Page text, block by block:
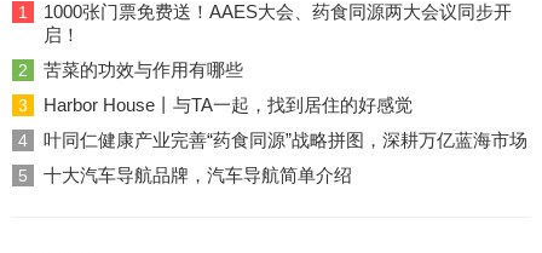
1
1000张门票免费送！AAES大会、药食同源两大会议同步开
启！
2 苦菜的功效与作用有哪些
3 Harbor House丨与TA一起，找到居住的好感觉
4 叶同仁健康产业完善“药食同源”战略拼图，深耕万亿蓝海市场
5 十大汽车导航品牌，汽车导航简单介绍